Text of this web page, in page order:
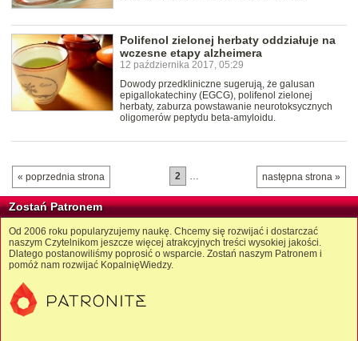
Polifenol zielonej herbaty oddziałuje na
wczesne etapy alzheimera
12 października 2017, 05:29
Dowody przedkliniczne sugerują, że galusan
epigallokatechiny (EGCG), polifenol zielonej
herbaty, zaburza powstawanie neurotoksycznych
oligomerów peptydu beta-amyloidu.
« poprzednia strona następna strona »
2 …
Zostań Patronem
Od 2006 roku popularyzujemy naukę. Chcemy się rozwijać i dostarczać
naszym Czytelnikom jeszcze więcej atrakcyjnych treści wysokiej jakości.
Dlatego postanowiliśmy poprosić o wsparcie. Zostań naszym Patronem i
pomóż nam rozwijać KopalnięWiedzy.